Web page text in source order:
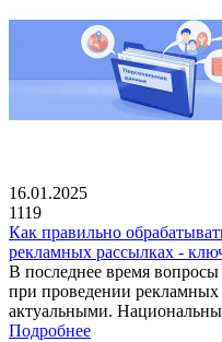
16.01.2025
1119
Как правильно
рекламных рассылках -
В последнее время
при проведении рекламных
актуальными.
Подробнее